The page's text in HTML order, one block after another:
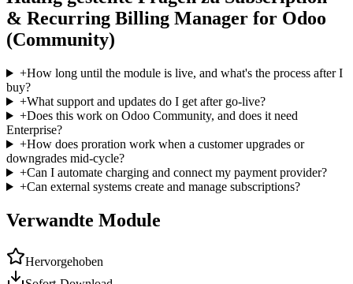
& Recurring Billing Manager for Odoo
(Community)
+How long until the module is live, and what's the process after I
buy?
+What support and updates do I get after go-live?
+Does this work on Odoo Community, and does it need
Enterprise?
+How does proration work when a customer upgrades or
downgrades mid-cycle?
+Can I automate charging and connect my payment provider?
+Can external systems create and manage subscriptions?
Verwandte Module
Hervorgehoben